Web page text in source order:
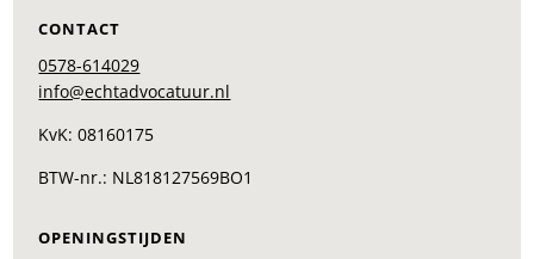
CONTACT
0578-614029
info@echtadvocatuur.nl
KvK: 08160175
BTW-nr.: NL818127569BO1
OPENINGSTIJDEN